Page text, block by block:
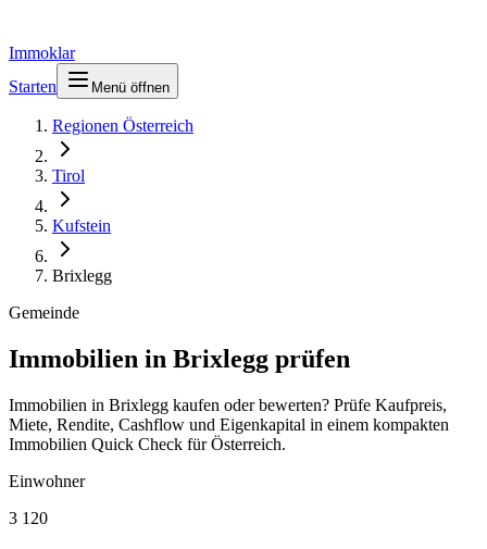
Immoklar
Starten
Menü öffnen
Regionen Österreich
Tirol
Kufstein
Brixlegg
Gemeinde
Immobilien in Brixlegg prüfen
Immobilien in Brixlegg kaufen oder bewerten? Prüfe Kaufpreis,
Miete, Rendite, Cashflow und Eigenkapital in einem kompakten
Immobilien Quick Check für Österreich.
Einwohner
3 120